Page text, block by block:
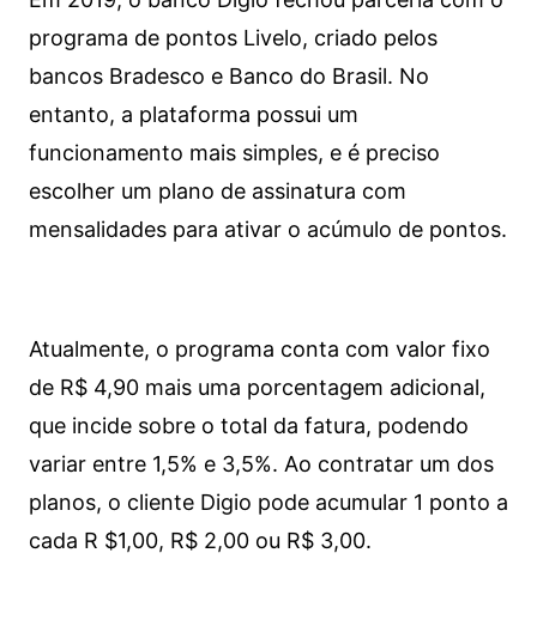
programa de pontos Livelo, criado pelos
bancos Bradesco e Banco do Brasil. No
entanto, a plataforma possui um
funcionamento mais simples, e é preciso
escolher um plano de assinatura com
mensalidades para ativar o acúmulo de pontos.
Atualmente, o programa conta com valor fixo
de R$ 4,90 mais uma porcentagem adicional,
que incide sobre o total da fatura, podendo
variar entre 1,5% e 3,5%. Ao contratar um dos
planos, o cliente Digio pode acumular 1 ponto a
cada R $1,00, R$ 2,00 ou R$ 3,00.